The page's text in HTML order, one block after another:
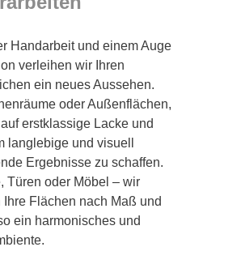
Handarbeit und einem Auge
verleihen wir Ihren
ein neues Aussehen.
oder Außenflächen,
erstklassige Lacke und
langlebige und visuell
Ergebnisse zu schaffen.
Türen oder Möbel – wir
Ihre Flächen nach Maß und
ein harmonisches und